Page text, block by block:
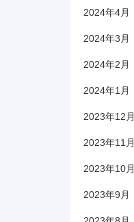
2024年4月
2024年3月
2024年2月
2024年1月
2023年12月
2023年11月
2023年10月
2023年9月